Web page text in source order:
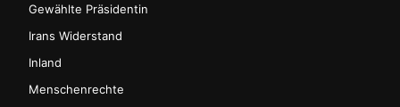
Gewählte Präsidentin
Irans Widerstand
Inland
Menschenrechte